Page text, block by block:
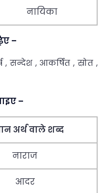
नायिका
–
, सन्देश , आकर्षित , स्रोत ,
–
अर्थ वाले शब्द
नाराज
आदर